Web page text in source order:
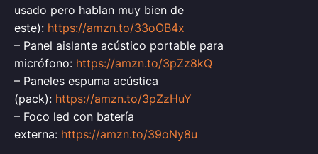
usado pero hablan muy bien de
este): https://amzn.to/33oOB4x
– Panel aislante acústico portable para
micrófono: https://amzn.to/3pZz8kQ
– Paneles espuma acústica
(pack): https://amzn.to/3pZzHuY
– Foco led con batería
externa: https://amzn.to/39oNy8u